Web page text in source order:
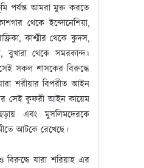
পর্যন্ত আমরা মুক্ত করতে
থেকে ইন্দোনেশিয়া,
কাশ্মীর থেকে কুদস,
বুখারা থেকে সমরকান্দ।
সকল শাসকের বিরুদ্ধে
শরীয়ার বিপরীত আইন
সেই কুফরী আইন কায়েম
এবং মুসলিমদেরকে
আটকে রেখেছে।
যারা শরিয়াহ এর